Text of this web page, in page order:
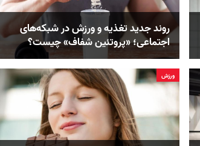
روند جدید تغذیه و ورزش در شبکه‌های
اجتماعی؛ «پروتئین شفاف» چیست؟
ورزش